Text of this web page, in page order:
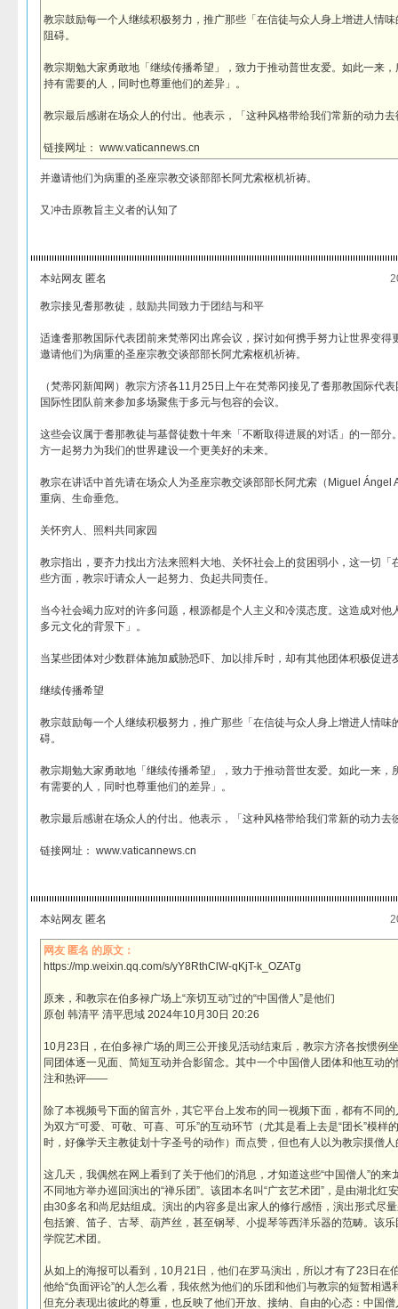
教宗鼓励每一个人继续积极努力，推广那些「在信徒与众人身上增进人情
阻碍。
教宗期勉大家勇敢地「继续传播希望」，致力于推动普世友爱。如此一来
持有需要的人，同时也尊重他们的差异」。
教宗最后感谢在场众人的付出。他表示，「这种风格带给我们常新的动力
链接网址： www.vaticannews.cn
并邀请他们为病重的圣座宗教交谈部部长阿尤索枢机祈祷。
又冲击原教旨主义者的认知了
本站网友 匿名
教宗接见耆那教徒，鼓励共同致力于团结与和平
适逢耆那教国际代表团前来梵蒂冈出席会议，探讨如何携手努力让世界变得
邀请他们为病重的圣座宗教交谈部部长阿尤索枢机祈祷。
（梵蒂冈新闻网）教宗方济各11月25日上午在梵蒂冈接见了耆那教国际代
国际性团队前来参加多场聚焦于多元与包容的会议。
这些会议属于耆那教徒与基督徒数十年来「不断取得进展的对话」的一部分
方一起努力为我们的世界建设一个更美好的未来。
教宗在讲话中首先请在场众人为圣座宗教交谈部部长阿尤索（Miguel Ángel
重病、生命垂危。
关怀穷人、照料共同家园
教宗指出，要齐力找出方法来照料大地、关怀社会上的贫困弱小，这一切「
些方面，教宗吁请众人一起努力、负起共同责任。
当今社会竭力应对的许多问题，根源都是个人主义和冷漠态度。这造成对他
多元文化的背景下」。
当某些团体对少数群体施加威胁恐吓、加以排斥时，却有其他团体积极促进
继续传播希望
教宗鼓励每一个人继续积极努力，推广那些「在信徒与众人身上增进人情味
碍。
教宗期勉大家勇敢地「继续传播希望」，致力于推动普世友爱。如此一来，
有需要的人，同时也尊重他们的差异」。
教宗最后感谢在场众人的付出。他表示，「这种风格带给我们常新的动力去
链接网址： www.vaticannews.cn
本站网友 匿名
网友 匿名 的原文：
https://mp.weixin.qq.com/s/yY8RthClW-qKjT-k_OZATg
原来，和教宗在伯多禄广场上“亲切互动”过的“中国僧人”是他们
原创 韩清平 清平思域 2024年10月30日 20:26
10月23日，在伯多禄广场的周三公开接见活动结束后，教宗方济各按惯例
同团体逐一见面、简短互动并合影留念。其中一个中国僧人团体和他互动
注和热评——
除了本视频号下面的留言外，其它平台上发布的同一视频下面，都有不同
为双方“可爱、可敬、可喜、可乐”的互动环节（尤其是看上去是“团长”模样
时，好像学天主教徒划十字圣号的动作）而点赞，但也有人以为教宗摸僧
这几天，我偶然在网上看到了关于他们的消息，才知道这些“中国僧人”的
不同地方举办巡回演出的“禅乐团”。该团本名叫“广玄艺术团”，是由湖北红
由30多名和尚尼姑组成。演出的内容多是出家人的修行感悟，演出形式尽
包括箫、笛子、古琴、葫芦丝，甚至钢琴、小提琴等西洋乐器的范畴。该
学院艺术团。
从如上的海报可以看到，10月21日，他们在罗马演出，所以才有了23日在
他给“负面评论”的人怎么看，我依然为他们的乐团和他们与教宗的短暂相
但充分表现出彼此的尊重，也反映了他们开放、接纳、自由的心态：中国僧